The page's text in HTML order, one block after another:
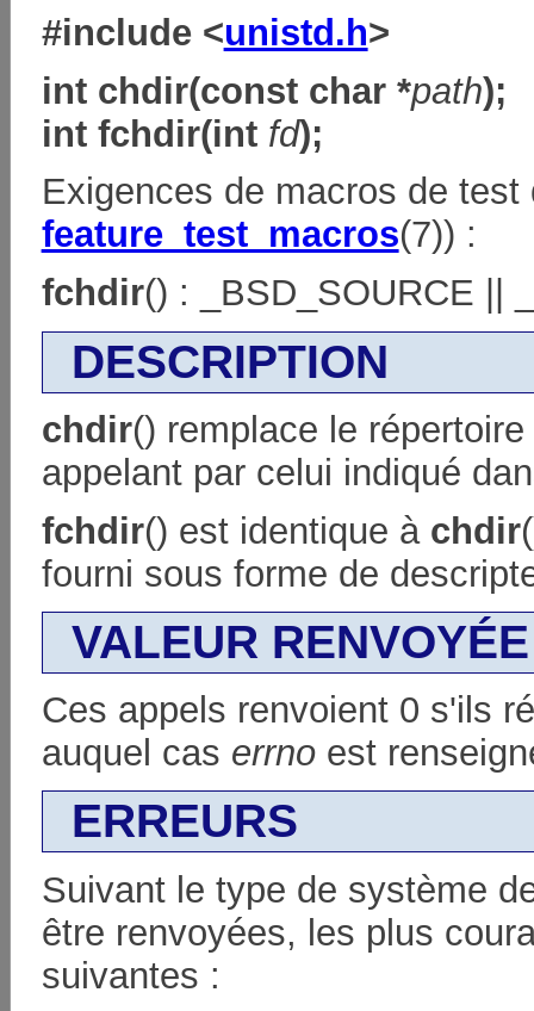
#include <unistd.h>
int chdir(const char *path);
int fchdir(int fd);
Exigences de macros de
feature_test_macros(7)) :
fchdir() : _BSD_SOURCE ||
DESCRIPTION
chdir() remplace le
appelant par celui indiqué
fchdir() est identique à chdir
fourni sous forme de
VALEUR RENVOYÉE
Ces appels renvoient 0 s'ils
auquel cas errnoest
ERREURS
Suivant le type de système
être renvoyées, les plus
suivantes :